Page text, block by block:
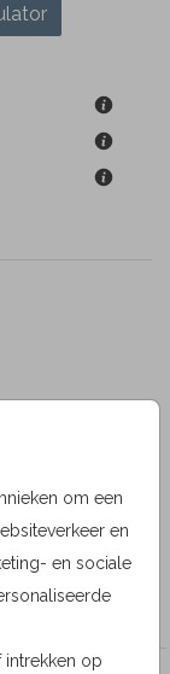
om een
en
en sociale
op